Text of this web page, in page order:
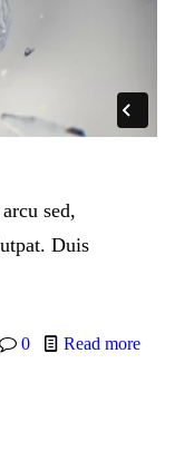
sed,
Duis
0 Read more